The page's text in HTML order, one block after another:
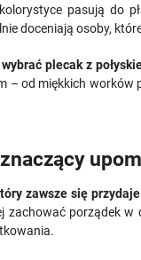
pasują do
doceniają osoby,
plecak z
– od miękkich
zawsze się
zachować porządek